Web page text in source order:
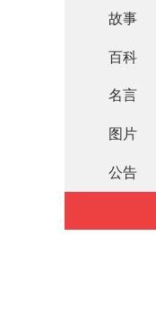
故事
百科
名言
图片
公告